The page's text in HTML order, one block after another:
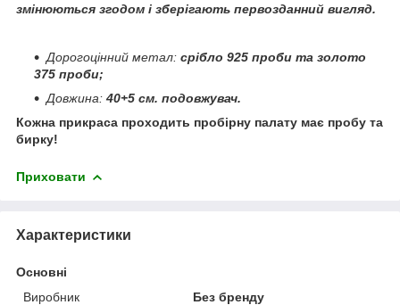
змінюються згодом і зберігають первозданний вигляд.
Дорогоцінний метал: срібло 925 проби та золото
375 проби;
Довжина: 40+5 см. подовжувач.
Кожна прикраса проходить пробірну палату має пробу та
бирку!
Приховати
Характеристики
Основні
Виробник
Без бренду